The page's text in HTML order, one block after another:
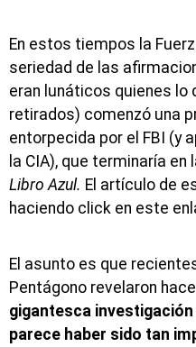
En estos tiempos la
seriedad de las
eran lunáticos quienes lo
retirados) comenzó una
entorpecida por el FBI (y
la CIA), que terminaría
Libro Azul. El artículo de
haciendo click en este
El asunto es que
Pentágono revelaron
gigantesca
parece haber sido tan